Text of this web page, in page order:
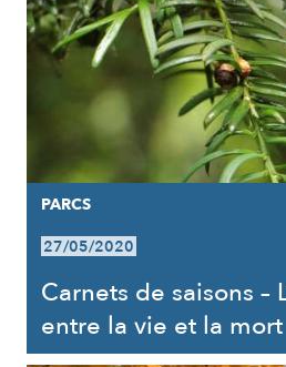
PARCS
27/05/2020
Carnets de saisons –
entre la vie et la mort